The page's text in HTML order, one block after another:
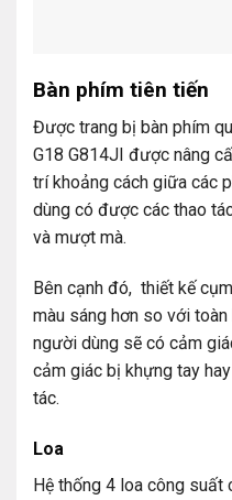
Bàn phím tiên tiến
Được trang bị bàn phím
G18 G814JI được nâng
trí khoảng cách giữa các
dùng có được các thao
và mượt mà.
Bên cạnh đó, thiết kế
màu sáng hơn so với
người dùng sẽ có cảm
cảm giác bị khựng tay
tác.
Loa
Hệ thống 4 loa công